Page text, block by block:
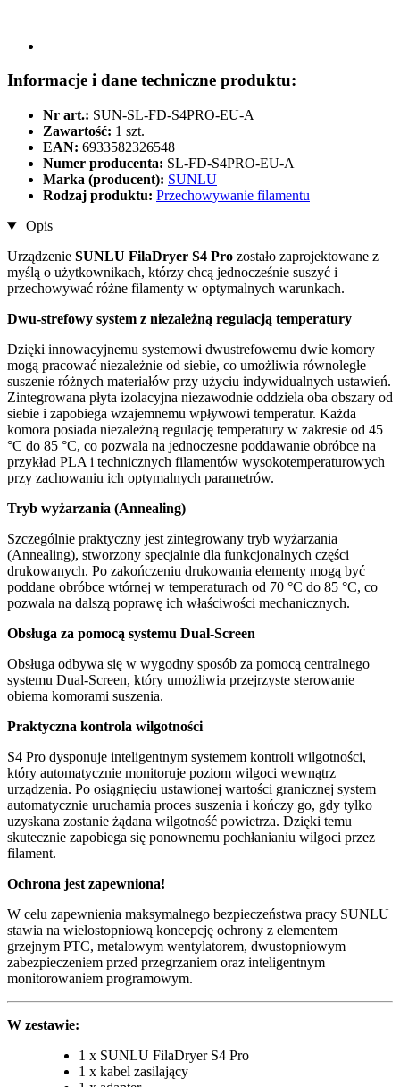
Informacje i dane techniczne produktu:
Nr art.: SUN-SL-FD-S4PRO-EU-A
Zawartość: 1 szt.
EAN: 6933582326548
Numer producenta: SL-FD-S4PRO-EU-A
Marka (producent): SUNLU
Rodzaj produktu: Przechowywanie filamentu
Opis
Urządzenie SUNLU FilaDryer S4 Pro zostało zaprojektowane z
myślą o użytkownikach, którzy chcą jednocześnie suszyć i
przechowywać różne filamenty w optymalnych warunkach.
Dwu-strefowy system z niezależną regulacją temperatury
Dzięki innowacyjnemu systemowi dwustrefowemu dwie komory
mogą pracować niezależnie od siebie, co umożliwia równoległe
suszenie różnych materiałów przy użyciu indywidualnych ustawień.
Zintegrowana płyta izolacyjna niezawodnie oddziela oba obszary od
siebie i zapobiega wzajemnemu wpływowi temperatur. Każda
komora posiada niezależną regulację temperatury w zakresie od 45
°C do 85 °C, co pozwala na jednoczesne poddawanie obróbce na
przykład PLA i technicznych filamentów wysokotemperaturowych
przy zachowaniu ich optymalnych parametrów.
Tryb wyżarzania (Annealing)
Szczególnie praktyczny jest zintegrowany tryb wyżarzania
(Annealing), stworzony specjalnie dla funkcjonalnych części
drukowanych. Po zakończeniu drukowania elementy mogą być
poddane obróbce wtórnej w temperaturach od 70 °C do 85 °C, co
pozwala na dalszą poprawę ich właściwości mechanicznych.
Obsługa za pomocą systemu Dual-Screen
Obsługa odbywa się w wygodny sposób za pomocą centralnego
systemu Dual-Screen, który umożliwia przejrzyste sterowanie
obiema komorami suszenia.
Praktyczna kontrola wilgotności
S4 Pro dysponuje inteligentnym systemem kontroli wilgotności,
który automatycznie monitoruje poziom wilgoci wewnątrz
urządzenia. Po osiągnięciu ustawionej wartości granicznej system
automatycznie uruchamia proces suszenia i kończy go, gdy tylko
uzyskana zostanie żądana wilgotność powietrza. Dzięki temu
skutecznie zapobiega się ponownemu pochłanianiu wilgoci przez
filament.
Ochrona jest zapewniona!
W celu zapewnienia maksymalnego bezpieczeństwa pracy SUNLU
stawia na wielostopniową koncepcję ochrony z elementem
grzejnym PTC, metalowym wentylatorem, dwustopniowym
zabezpieczeniem przed przegrzaniem oraz inteligentnym
monitorowaniem programowym.
W zestawie:
1 x SUNLU FilaDryer S4 Pro
1 x kabel zasilający